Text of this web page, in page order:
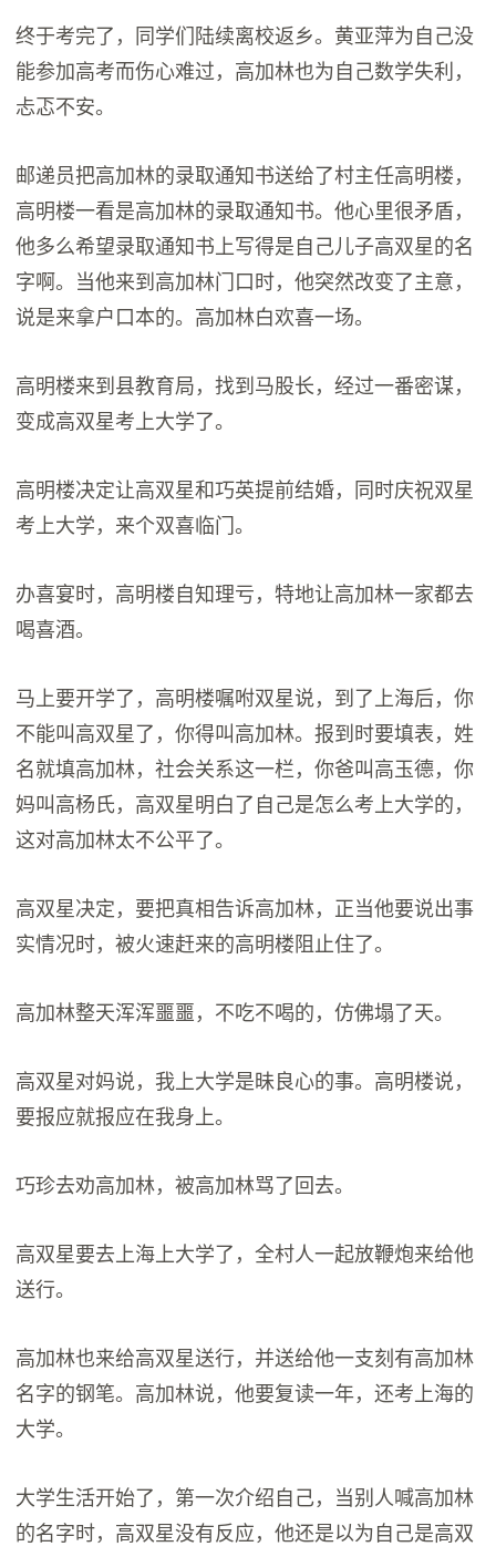
终于考完了，同学们陆续离校返乡。黄亚萍为自己没
能参加高考而伤心难过，高加林也为自己数学失利，
忐忑不安。
邮递员把高加林的录取通知书送给了村主任高明楼，
高明楼一看是高加林的录取通知书。他心里很矛盾，
他多么希望录取通知书上写得是自己儿子高双星的名
字啊。当他来到高加林门口时，他突然改变了主意，
说是来拿户口本的。高加林白欢喜一场。
高明楼来到县教育局，找到马股长，经过一番密谋，
变成高双星考上大学了。
高明楼决定让高双星和巧英提前结婚，同时庆祝双星
考上大学，来个双喜临门。
办喜宴时，高明楼自知理亏，特地让高加林一家都去
喝喜酒。
马上要开学了，高明楼嘱咐双星说，到了上海后，你
不能叫高双星了，你得叫高加林。报到时要填表，姓
名就填高加林，社会关系这一栏，你爸叫高玉德，你
妈叫高杨氏，高双星明白了自己是怎么考上大学的，
这对高加林太不公平了。
高双星决定，要把真相告诉高加林，正当他要说出事
实情况时，被火速赶来的高明楼阻止住了。
高加林整天浑浑噩噩，不吃不喝的，仿佛塌了天。
高双星对妈说，我上大学是昧良心的事。高明楼说，
要报应就报应在我身上。
巧珍去劝高加林，被高加林骂了回去。
高双星要去上海上大学了，全村人一起放鞭炮来给他
送行。
高加林也来给高双星送行，并送给他一支刻有高加林
名字的钢笔。高加林说，他要复读一年，还考上海的
大学。
大学生活开始了，第一次介绍自己，当别人喊高加林
的名字时，高双星没有反应，他还是以为自己是高双